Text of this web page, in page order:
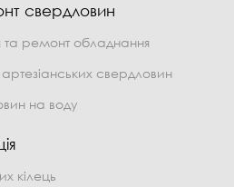
свердловин
та ремонт обладнання
свердловин
на воду
кілець